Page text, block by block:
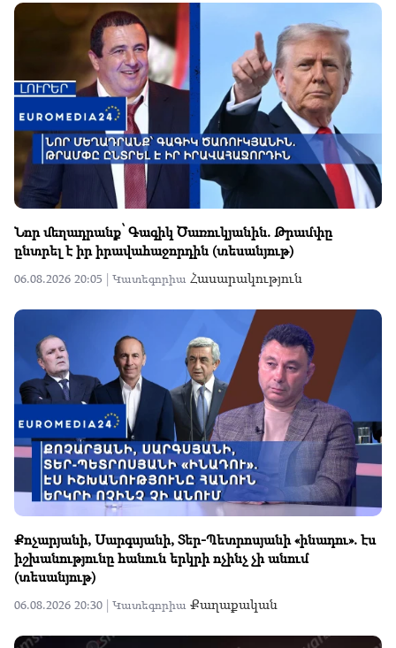
Նոր մեղադրանք՝ Գագիկ Ծառուկյանին. Թրամփը
ընտրել է իր իրավահաջորդին (տեսանյութ)
06.08.2026 20:05 | Կատեգորիա Հասարակություն
Քոչարյանի, Սարգսյանի, Տեր-Պետրոսյանի «ինադու». էս
իշխանությունը հանուն երկրի ոչինչ չի անում
(տեսանյութ)
06.08.2026 20:30 | Կատեգորիա Քաղաքական